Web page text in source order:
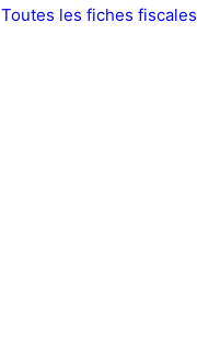
Toutes les fiches fiscales